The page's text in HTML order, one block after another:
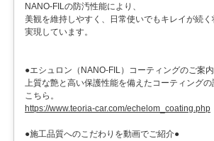
NANO-FILの防汚性能により、
美観を維持しやすく、日常使いでもキレイが続く
実現しています。
●エシュロン（NANO-FIL）コーティングのご案
上質な艶と高い保護性能を備えたコーティングの
こちら。
https://www.teoria-car.com/echelom_coating.php
●施工品質へのこだわりを動画でご紹介●